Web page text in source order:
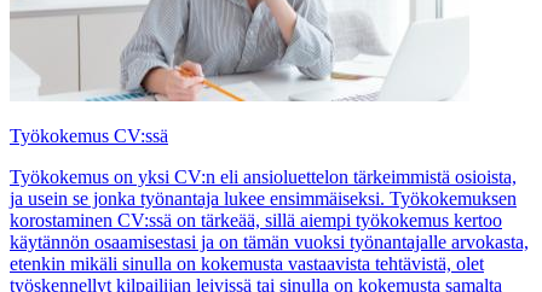
Työkokemus CV:ssä
Työkokemus on yksi CV:n eli ansioluettelon tärkeimmistä osioista,
ja usein se jonka työnantaja lukee ensimmäiseksi. Työkokemuksen
korostaminen CV:ssä on tärkeää, sillä aiempi työkokemus kertoo
käytännön osaamisestasi ja on tämän vuoksi työnantajalle arvokasta,
etenkin mikäli sinulla on kokemusta vastaavista tehtävistä, olet
työskennellyt kilpailijan leivissä tai sinulla on kokemusta samalta